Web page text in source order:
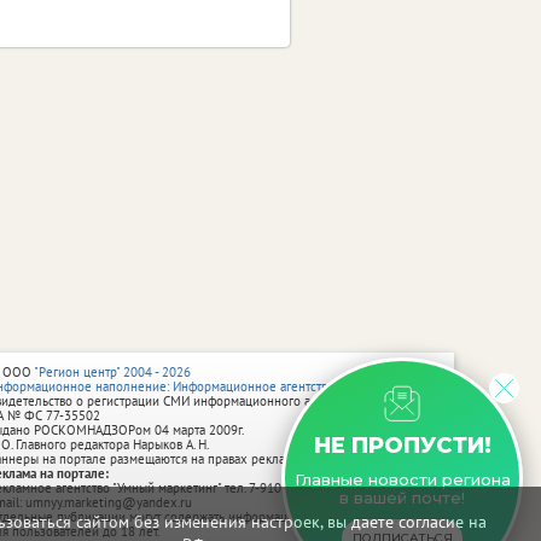
сайтом без изменения настроек, вы даете согласие на
НЕ ПРОПУСТИ!
Главные новости региона
в вашей почте!
"Регион центр" 2004 - 2026
наполнение: Информационное агентство vRossii.ru
о регистрации СМИ информационного агентства vRossii.ru
№ ФС 77‑35502
РОСКОМНАДЗОРом 04 марта 2009г.
Главного редактора Нарыков А. Н.
на портале размещаются на правах рекламы.
на портале:
агентство "Умный маркетинг" тел. 7-910-267-70-40,
umnyy.marketing@yandex.ru
публикации могут содержать информацию, не предназначенную
пользователей до 18 лет.